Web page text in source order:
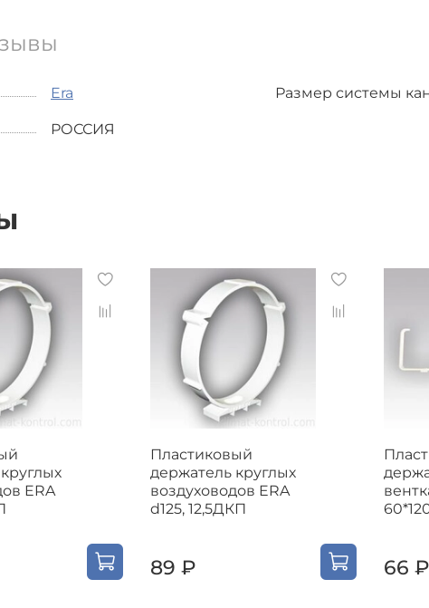
Era Размер системы
РОССИЯ
ERA
Пластиковый
держатель круглых
воздуховодов ERA
d125, 12,5ДКП
89 ₽ 66 ₽